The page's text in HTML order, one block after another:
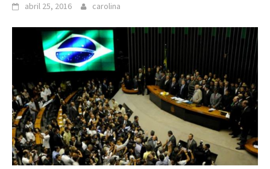
abril 25, 2016 carolina